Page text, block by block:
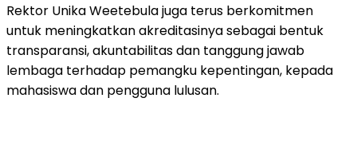
Rektor Unika Weetebula juga terus berkomitmen
untuk meningkatkan akreditasinya sebagai bentuk
transparansi, akuntabilitas dan tanggung jawab
lembaga terhadap pemangku kepentingan, kepada
mahasiswa dan pengguna lulusan.